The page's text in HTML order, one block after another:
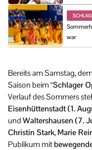
war
Bereits am Samstag,
Saison beim“Schlager
Verlauf des Sommers
Eisenhüttenstadt (1.
undWaltershausen (7.
Christin Stark,Marie
Publikum mit